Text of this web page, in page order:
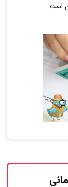
است.